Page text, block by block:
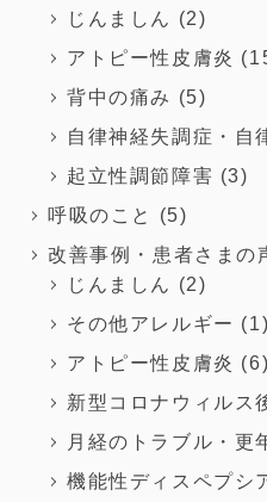
じんましん (2)
アトピー性皮膚炎
背中の痛み (5)
自律神経失調症・自
起立性調節障害 (3)
呼吸のこと
(5)
改善事例・患者さまの
じんましん (2)
その他アレルギー (1)
アトピー性皮膚炎 (6)
新型コロナウィルス
月経のトラブル・更
機能性ディスペプシ